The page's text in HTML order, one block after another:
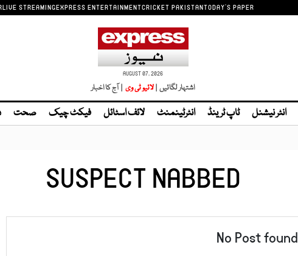
LIVE STREAMINGEXPRESS ENTERTAINMENTCRICKET PAKISTANTODAY'S PAPER
AUGUST 07, 2026
اشتہار لگائیں |لائیو ٹی وی | آج کا اخبار
انٹر نیشنل ٹاپ ٹرینڈ انٹرٹینمنٹ لائف اسٹائل فیکٹ چیک صحت
SUSPECT NABBED
No Post found